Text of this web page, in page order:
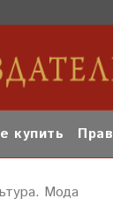
купить
Мода